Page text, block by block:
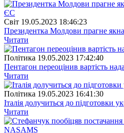
Свiт 19.05.2023 18:46:23
Президентка Молдови прагне
Читати
Полiтика 19.05.2023 17:42:40
Пентагон переоцінив вартість
Читати
Полiтика 19.05.2023 16:41:30
Італія долучиться до підготовки
Читати